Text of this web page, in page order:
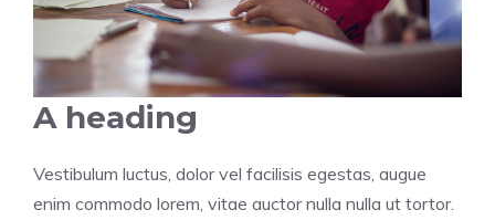
A heading
Vestibulum luctus, dolor vel facilisis egestas, augue
enim commodo lorem, vitae auctor nulla nulla ut tortor.